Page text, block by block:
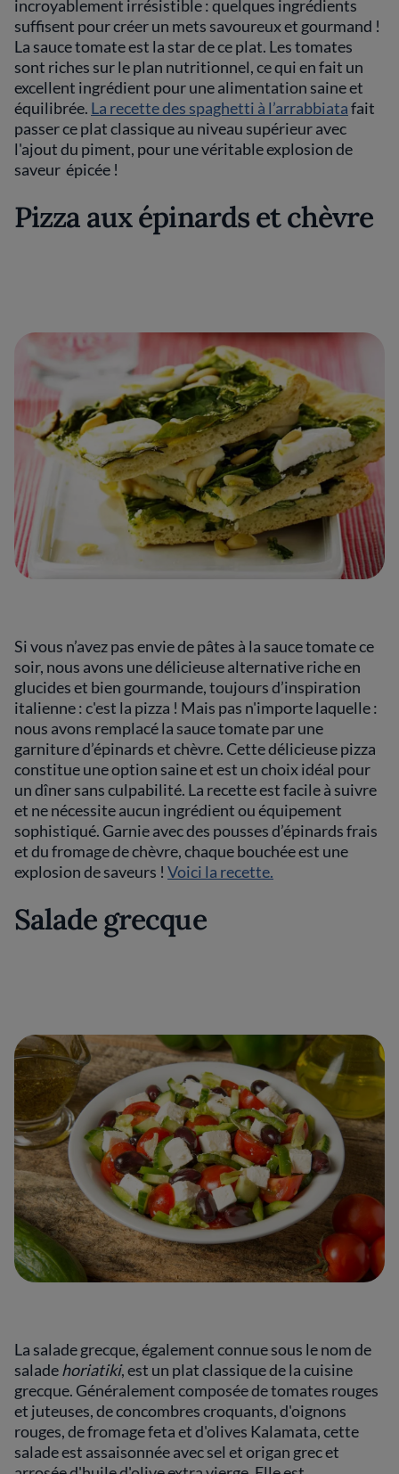
incroyablement irrésistible : quelques ingrédients
suffisent pour créer un mets savoureux et gourmand !
La sauce tomate est la star de ce plat. Les tomates
sont riches sur le plan nutritionnel, ce qui en fait un
excellent ingrédient pour une alimentation saine et
équilibrée. La recette des spaghetti à l’arrabbiatafait
passer ce plat classique au niveau supérieur avec
l'ajout du piment, pour une véritable explosion de
saveur épicée !
Pizza aux épinards et chèvre
Si vous n’avez pas envie de pâtes à la sauce tomate ce
soir, nous avons une délicieuse alternative riche en
glucides et bien gourmande, toujours d’inspiration
italienne : c'est la pizza ! Mais pas n'importe laquelle :
nous avons remplacé la sauce tomate par une
garniture d’épinards et chèvre. Cette délicieuse pizza
constitue une option saine et est un choix idéal pour
un dîner sans culpabilité. La recette est facile à suivre
et ne nécessite aucun ingrédient ou équipement
sophistiqué. Garnie avec des pousses d’épinards frais
et du fromage de chèvre, chaque bouchée est une
explosion de saveurs ! Voici la recette.
Salade grecque
La salade grecque, également connue sous le nom de
saladehoriatiki, est un plat classique de la cuisine
grecque. Généralement composée de tomates rouges
et juteuses, de concombres croquants, d'oignons
rouges, de fromage feta et d'olives Kalamata, cette
salade est assaisonnée avec sel et origan grec et